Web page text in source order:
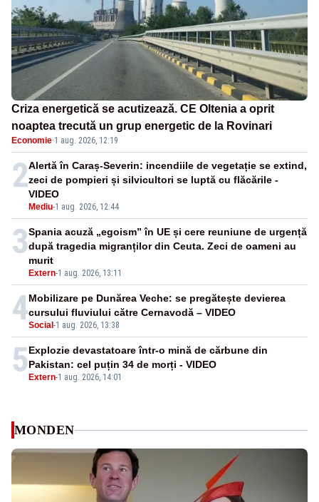
Criza energetică se acutizează. CE Oltenia a oprit
noaptea trecută un grup energetic de la Rovinari
Economie·1 aug. 2026, 12:19
2
Mediu-1 aug. 2026, 12:44
Alertă în Caraș-Severin: incendiile de vegetație se extind,
zeci de pompieri și silvicultori se luptă cu flăcările -
VIDEO
3
Extern-1 aug. 2026, 13:11
Spania acuză „egoism” în UE și cere reuniune de urgență
după tragedia migranților din Ceuta. Zeci de oameni au
murit
4Social -1 aug. 2026, 13:38
Mobilizare pe Dunărea Veche: se pregătește devierea
cursului fluviului către Cernavodă – VIDEO
5 Extern-1 aug. 2026, 14:01
Explozie devastatoare într-o mină de cărbune din
Pakistan: cel puțin 34 de morți - VIDEO
MONDEN